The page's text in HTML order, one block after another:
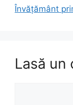
Învățământ
Lasă un